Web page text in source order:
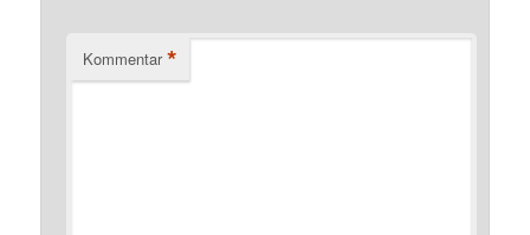
Kommentar *